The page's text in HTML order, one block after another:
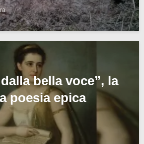
bella voce”, la
poesia epica